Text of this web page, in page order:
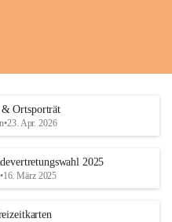
& Ortsporträt
•23. Apr. 2026
2025
•16. März 2025